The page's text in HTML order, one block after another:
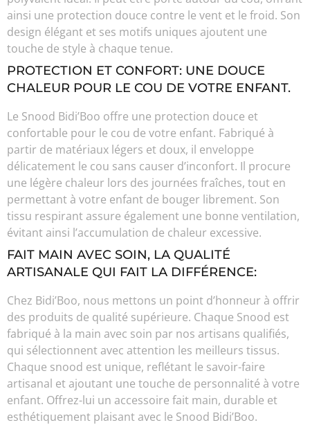
ainsi une protection douce contre le vent et le froid. Son
design élégant et ses motifs uniques ajoutent une
touche de style à chaque tenue.
PROTECTION ET CONFORT: UNE DOUCE
CHALEUR POUR LE COU DE VOTRE ENFANT.
Le Snood Bidi’Boo offre une protection douce et
confortable pour le cou de votre enfant. Fabriqué à
partir de matériaux légers et doux, il enveloppe
délicatement le cou sans causer d’inconfort. Il procure
une légère chaleur lors des journées fraîches, tout en
permettant à votre enfant de bouger librement. Son
tissu respirant assure également une bonne ventilation,
évitant ainsi l’accumulation de chaleur excessive.
FAIT MAIN AVEC SOIN, LA QUALITÉ
ARTISANALE QUI FAIT LA DIFFÉRENCE:
Chez Bidi’Boo, nous mettons un point d’honneur à offrir
des produits de qualité supérieure. Chaque Snood est
fabriqué à la main avec soin par nos artisans qualifiés,
qui sélectionnent avec attention les meilleurs tissus.
Chaque snood est unique, reflétant le savoir-faire
artisanal et ajoutant une touche de personnalité à votre
enfant. Offrez-lui un accessoire fait main, durable et
esthétiquement plaisant avec le Snood Bidi’Boo.